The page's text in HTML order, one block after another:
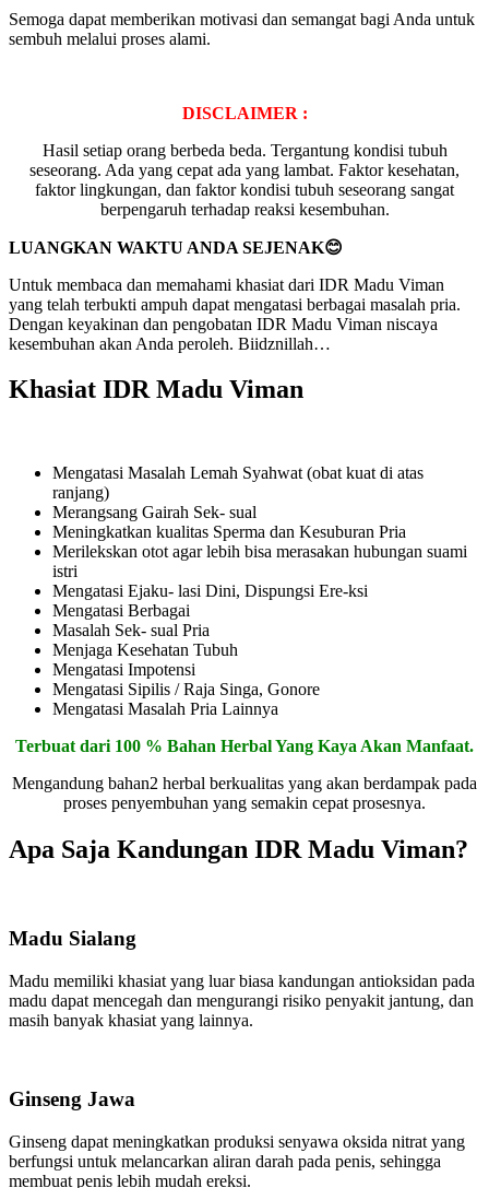
Semoga dapat memberikan motivasi dan semangat bagi Anda untuk
sembuh melalui proses alami.
DISCLAIMER :
Hasil setiap orang berbeda beda. Tergantung kondisi tubuh
seseorang. Ada yang cepat ada yang lambat. Faktor kesehatan,
faktor lingkungan, dan faktor kondisi tubuh seseorang sangat
berpengaruh terhadap reaksi kesembuhan.
LUANGKAN WAKTU ANDA SEJENAK😊
Untuk membaca dan memahami khasiat dari IDR Madu Viman
yang telah terbukti ampuh dapat mengatasi berbagai masalah pria.
Dengan keyakinan dan pengobatan IDR Madu Viman niscaya
kesembuhan akan Anda peroleh. Biidznillah…
Khasiat IDR Madu Viman
Mengatasi Masalah Lemah Syahwat (obat kuat di atas
ranjang)
Merangsang Gairah Sek- sual
Meningkatkan kualitas Sperma dan Kesuburan Pria
Merilekskan otot agar lebih bisa merasakan hubungan suami
istri
Mengatasi Ejaku- lasi Dini, Dispungsi Ere-ksi
Mengatasi Berbagai
Masalah Sek- sual Pria
Menjaga Kesehatan Tubuh
Mengatasi Impotensi
Mengatasi Sipilis / Raja Singa, Gonore
Mengatasi Masalah Pria Lainnya
Terbuat dari 100 % Bahan Herbal Yang Kaya Akan Manfaat.
Mengandung bahan2 herbal berkualitas yang akan berdampak pada
proses penyembuhan yang semakin cepat prosesnya.
Apa Saja Kandungan IDR Madu Viman?
Madu Sialang
Madu memiliki khasiat yang luar biasa kandungan antioksidan pada
madu dapat mencegah dan mengurangi risiko penyakit jantung, dan
masih banyak khasiat yang lainnya.
Ginseng Jawa
Ginseng dapat meningkatkan produksi senyawa oksida nitrat yang
berfungsi untuk melancarkan aliran darah pada penis, sehingga
membuat penis lebih mudah ereksi.